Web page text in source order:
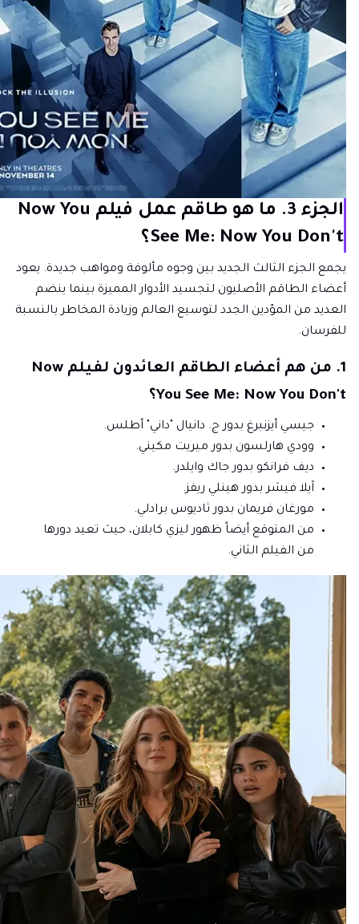
الجزء 3. ما هو طاقم عمل فيلم Now You
See Me: Now You Don't؟
يجمع الجزء الثالث الجديد بين وجوه مألوفة ومواهب جديدة. يعود
أعضاء الطاقم الأصليون لتجسيد الأدوار المميزة بينما ينضم
العديد من المؤدين الجدد لتوسيع العالم وزيادة المخاطر بالنسبة
للفرسان.
1. من هم أعضاء الطاقم العائدون لفيلم Now
You See Me: Now You Don't؟
جيسي أيزنبرغ بدور ج. دانيال "داني" أطلس.
وودي هارلسون بدور ميريت مكيني.
ديف فرانكو بدور جاك وايلدر.
آيلا فيشر بدور هينلي ريفز.
مورغان فريمان بدور ثاديوس برادلي.
من المتوقع أيضاً ظهور ليزي كابلان، حيث تعيد دورها
من الفيلم الثاني.